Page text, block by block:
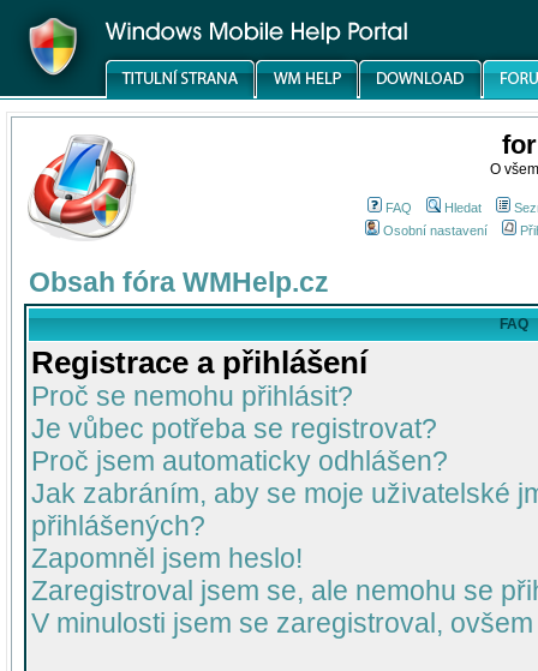
O
FAQ Hledat
Osobní nastavení
Obsah fóra WMHelp.cz
FAQ
Registrace a přihlášení
Proč se nemohu přihlásit?
Je vůbec potřeba se registrovat?
Proč jsem automaticky odhlášen?
Jak zabráním, aby se moje uživatelské
přihlášených?
Zapomněl jsem heslo!
Zaregistroval jsem se, ale nemohu se
V minulosti jsem se zaregistroval,